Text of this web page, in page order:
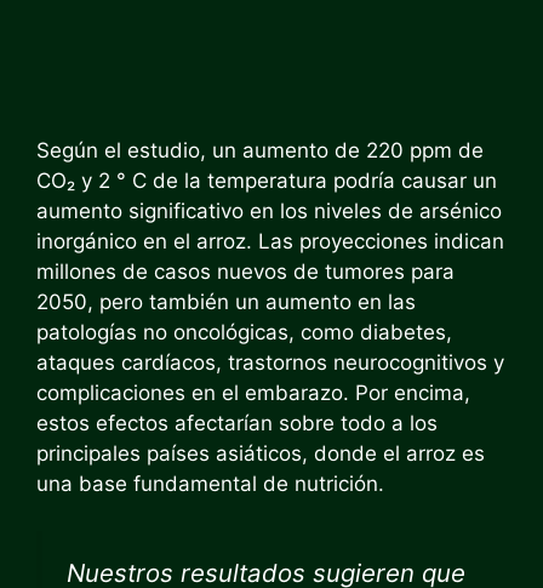
Según el estudio, un aumento de 220 ppm de
CO₂ y 2 ° C de la temperatura podría causar un
aumento significativo en los niveles de arsénico
inorgánico en el arroz. Las proyecciones indican
millones de casos nuevos de tumores para
2050, pero también un aumento en las
patologías no oncológicas, como diabetes,
ataques cardíacos, trastornos neurocognitivos y
complicaciones en el embarazo. Por encima,
estos efectos afectarían sobre todo a los
principales países asiáticos, donde el arroz es
una base fundamental de nutrición.
Nuestros resultados sugieren que